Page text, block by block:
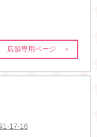
店舗専用ページ ＞
1-17-16